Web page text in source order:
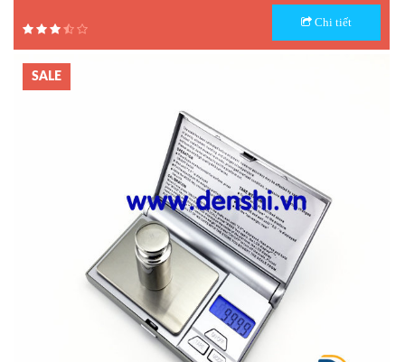
Hãng sản xuất : UTE - Taiwan
Chi tiết
SALE